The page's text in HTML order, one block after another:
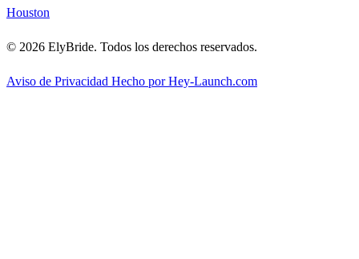
Houston
© 2026 ElyBride. Todos los derechos reservados.
Aviso de Privacidad Hecho por Hey-Launch.com